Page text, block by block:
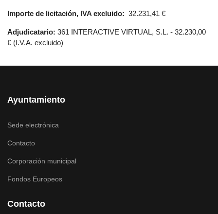
Importe de licitación, IVA excluido: 32.231,41 €
Adjudicatario: 361 INTERACTIVE VIRTUAL, S.L. - 32.230,00
€ (I.V.A. excluido)
Ayuntamiento
Sede electrónica
Contacto
Corporación municipal
Fondos Europeos
Contacto